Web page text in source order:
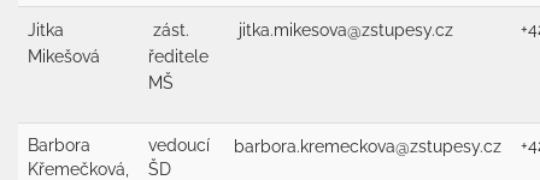
Jitka
Mikešová
zást.
ředitele
MŠ
jitka.mikesova@zstupesy.cz
Barbora
Křemečková,
vedoucí
ŠD
barbora.kremeckova@zstupesy.cz